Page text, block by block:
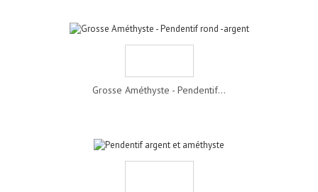
Grosse Améthyste - Pendentif...